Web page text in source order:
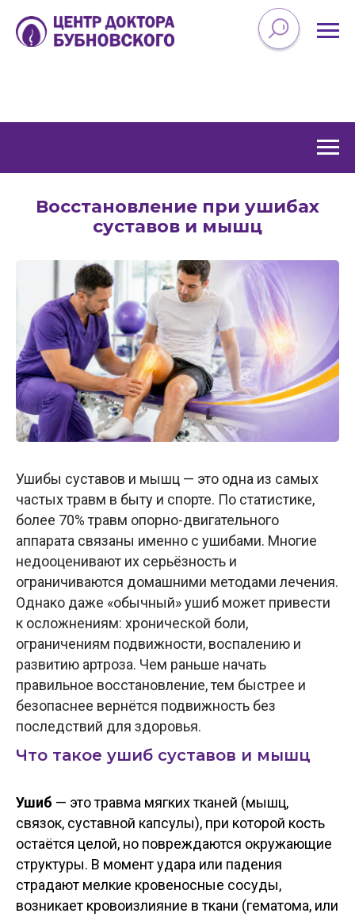
Восстановление при ушибах
суставов и мышц
Ушибы суставов и мышц — это одна из самых
частых травм в быту и спорте. По статистике,
более 70% травм опорно-двигательного
аппарата связаны именно с ушибами. Многие
недооценивают их серьёзность и
ограничиваются домашними методами лечения.
Однако даже «обычный» ушиб может привести
к осложнениям: хронической боли,
ограничениям подвижности, воспалению и
развитию артроза. Чем раньше начать
правильное восстановление, тем быстрее и
безопаснее вернётся подвижность без
последствий для здоровья.
Что такое ушиб суставов и мышц
Ушиб — это травма мягких тканей (мышц,
связок, суставной капсулы), при которой кость
остаётся целой, но повреждаются окружающие
структуры. В момент удара или падения
страдают мелкие кровеносные сосуды,
возникает кровоизлияние в ткани (гематома, или